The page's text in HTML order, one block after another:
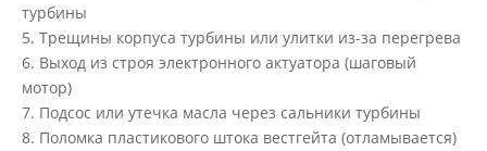
турбины
5. Трещины корпуса турбины или улитки из-за перегрева
6. Выход из строя электронного актуатора (шаговый
мотор)
7. Подсос или утечка масла через сальники турбины
8. Поломка пластикового штока вестгейта (отламывается)